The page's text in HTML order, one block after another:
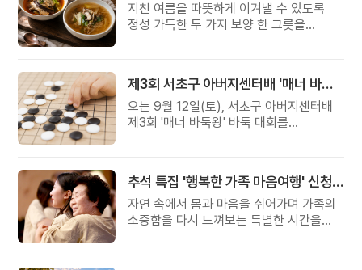
지친 여름을 따뜻하게 이겨낼 수 있도록
정성 가득한 두 가지 보양 한 그릇을
제3회 서초구 아버지센터배 '매너 바둑왕' 대회
오는 9월 12일(토), 서초구 아버지센터배
제3회 '매너 바둑왕' 바둑 대회를
추석 특집 '행복한 가족 마음여행' 신청 안내
자연 속에서 몸과 마음을 쉬어가며 가족의
소중함을 다시 느껴보는 특별한 시간을